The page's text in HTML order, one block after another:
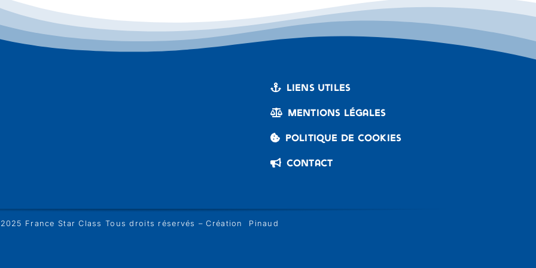
Liens utiles
Mentions légales
Politique de cookies
Contact
France Star Class Tous droits réservés – Création Pinaud